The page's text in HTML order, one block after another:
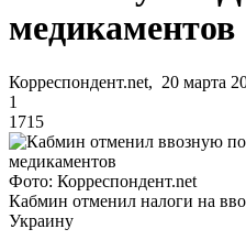
медикаментов
Корреспондент.net, 20 марта
1
1715
Фото: Корреспондент.net
Кабмин отменил налоги на
Украину